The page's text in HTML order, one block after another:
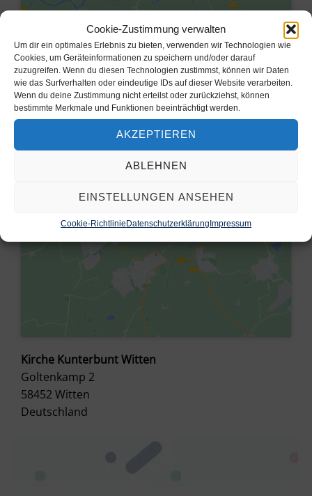
Cookie-Zustimmung verwalten
Um dir ein optimales Erlebnis zu bieten, verwenden wir Technologien wie
Cookies, um Geräteinformationen zu speichern und/oder darauf
zuzugreifen. Wenn du diesen Technologien zustimmst, können wir Daten
wie das Surfverhalten oder eindeutige IDs auf dieser Website verarbeiten.
Wenn du deine Zustimmung nicht erteilst oder zurückziehst, können
bestimmte Merkmale und Funktionen beeinträchtigt werden.
AKZEPTIEREN
ABLEHNEN
EINSTELLUNGEN ANSEHEN
Cookie-RichtlinieDatenschutzerklärungImpressum
Klicke hier, um Marketing-Cookies
aktivieren
Kirche Kunterbunt Witten
Goltenkamp 2
58452 Witten
Deutschland